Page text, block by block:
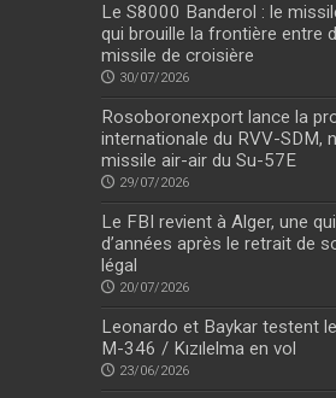
Le S8000 Banderol : le
qui brouille la frontière entre
missile de croisière
30/07/2026
Rosoboronexport lance la
internationale du RVV-SDM,
missile air-air du Su-57E
29/07/2026
Le FBI revient à Alger, une
d’années après le retrait de
légal
20/07/2026
Leonardo et Baykar testent
M-346 / Kızılelma en vol
23/06/2026